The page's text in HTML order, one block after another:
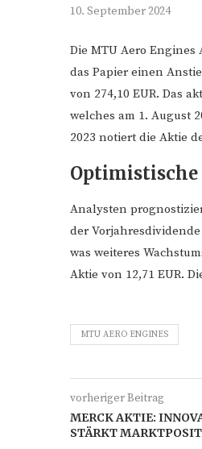
10. September 2024
Die MTU Aero
das Papier einen
von 274,10 EUR. Das
welches am 1. August
2023 notiert die Aktie
Analysten
der
was weiteres
Aktie von 12,71 EUR.
MTU AERO ENGINES
vorheriger Beitrag
MERCK AKTIE:
STÄRKT